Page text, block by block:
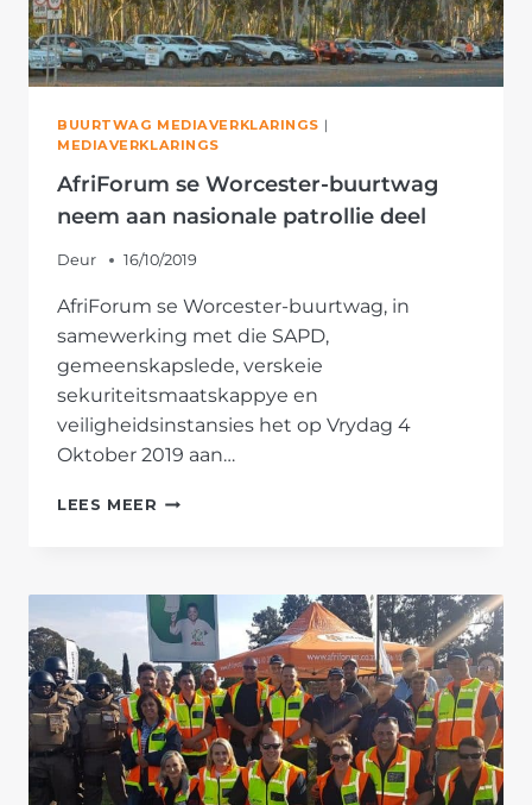
BUURTWAG MEDIAVERKLARINGS |
MEDIAVERKLARINGS
AfriForum se Worcester-buurtwag
neem aan nasionale patrollie deel
Deur 16/10/2019
AfriForum se Worcester-buurtwag, in
samewerking met die SAPD,
gemeenskapslede, verskeie
sekuriteitsmaatskappye en
veiligheidsinstansies het op Vrydag 4
Oktober 2019 aan…
LEES MEER AFRIFORUM
NEEM
AAN
NASIONALE
PATROLLIE
DEEL